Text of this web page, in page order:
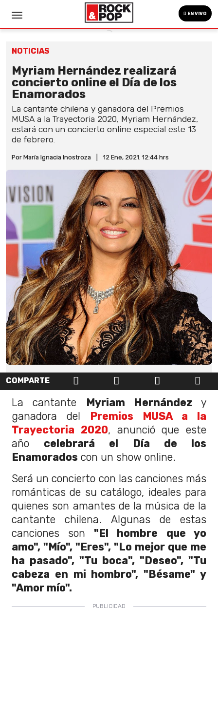
EN VIVO
NOTICIAS
Myriam Hernández realizará
concierto online el Día de los
Enamorados
La cantante chilena y ganadora del Premios
MUSA a la Trayectoria 2020, Myriam Hernández,
estará con un concierto online especial este 13
de febrero.
Por María Ignacia Inostroza 12 Ene, 2021. 12:44 hrs
COMPARTE
La cantante Myriam Hernández y
ganadora del Premios MUSA a la
Trayectoria 2020, anunció que este
año celebrará el Día de los
Enamorados con un show online.
Será un concierto con las canciones más
románticas de su catálogo, ideales para
quienes son amantes de la música de la
cantante chilena. Algunas de estas
canciones son "El hombre que yo
amo", "Mío", "Eres", "Lo mejor que me
ha pasado", "Tu boca", "Deseo", "Tu
cabeza en mi hombro", "Bésame" y
"Amor mío".